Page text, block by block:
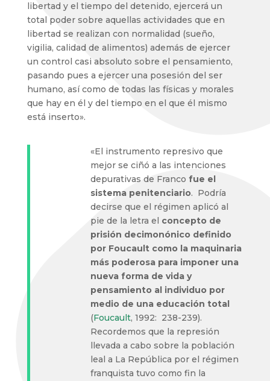
libertad y el tiempo del detenido, ejercerá un
total poder sobre aquellas actividades que en
libertad se realizan con normalidad (sueño,
vigilia, calidad de alimentos) además de ejercer
un control casi absoluto sobre el pensamiento,
pasando pues a ejercer una posesión del ser
humano, así como de todas las físicas y morales
que hay en él y del tiempo en el que él mismo
está inserto».
«El instrumento represivo que
mejor se ciñó a las intenciones
depurativas de Franco fue el
sistema penitenciario. Podría
decirse que el régimen aplicó al
pie de la letra el concepto de
prisión decimonónico definido
por Foucault como la maquinaria
más poderosa para imponer una
nueva forma de vida y
pensamiento al individuo por
medio de una educación total
(Foucault, 1992: 238-239).
Recordemos que la represión
llevada a cabo sobre la población
leal a La República por el régimen
franquista tuvo como fin la